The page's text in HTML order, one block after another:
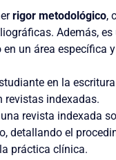
rigor metodológico,
Además,
un área específica
en la
revistas indexadas.
revista indexada
detallando el
práctica clínica.